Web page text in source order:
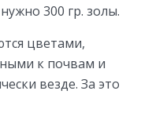
300 гр. золы.
цветами,
к почвам и
везде. За это